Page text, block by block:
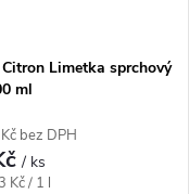
Limetka sprchový
ml
bez DPH
/ ks
Kč / 1 l